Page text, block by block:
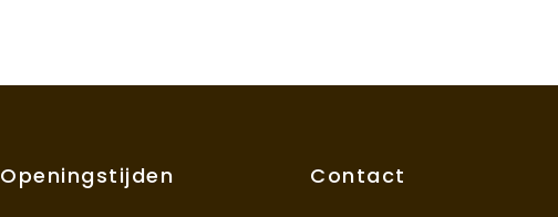
Openingstijden Contact